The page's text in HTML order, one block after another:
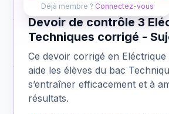
Déjà membre ? Connectez-vous
Devoir de contrôle 3
Techniques corrigé -
Ce devoir corrigé en Eléctrique
aide les élèves du bac
s’entraîner efficacement et à
résultats.